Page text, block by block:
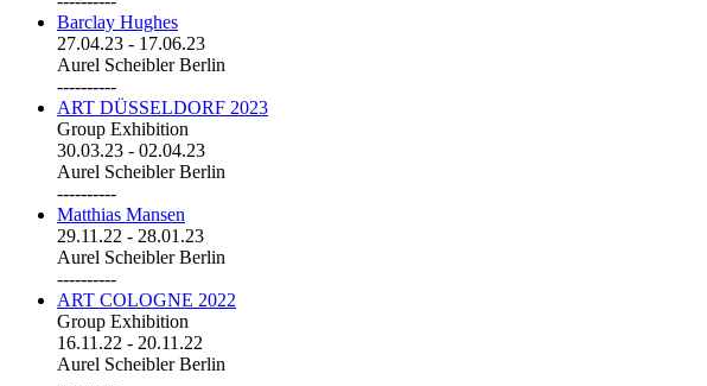
Barclay Hughes
27.04.23 - 17.06.23
Aurel Scheibler Berlin
----------
ART DÜSSELDORF 2023
Group Exhibition
30.03.23 - 02.04.23
Aurel Scheibler Berlin
----------
Matthias Mansen
29.11.22 - 28.01.23
Aurel Scheibler Berlin
----------
ART COLOGNE 2022
Group Exhibition
16.11.22 - 20.11.22
Aurel Scheibler Berlin